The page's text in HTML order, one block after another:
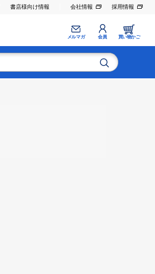
書店様向け情報 会社情報 採用情報
メルマガ 会員 買い物かご